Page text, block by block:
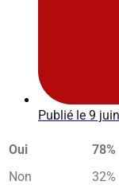
Publié le 9
Oui
78%
Non
32%